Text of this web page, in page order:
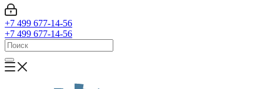
+7 499 677-14-56
+7 499 677-14-56